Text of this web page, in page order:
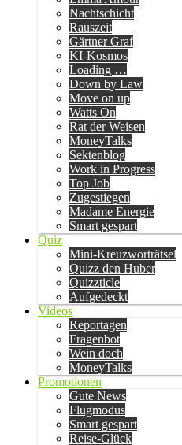
Nachtschicht
Rauszeit
Gärtner Graf
KI-Kosmos
Loading …
Down by Law
Move on up
Watts On
Rat der Weisen
MoneyTalks
Sektenblog
Work in Progress
Top Job
Zugestiegen
Madame Energie
Smart gespart
Quiz
Mini-Kreuzworträtsel
Quizz den Huber
Quizzticle
Aufgedeckt
Videos
Reportagen
Fragenbot
Wein doch
MoneyTalks
Promotionen
Gute News
Flugmodus
Smart gespart
Reise-Glück